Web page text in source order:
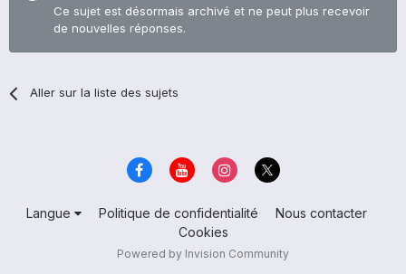
Ce sujet est désormais archivé et ne peut plus recevoir
de nouvelles réponses.
Aller sur la liste des sujets
Langue Politique de confidentialité
Nous contacter
Cookies
Powered by Invision Community